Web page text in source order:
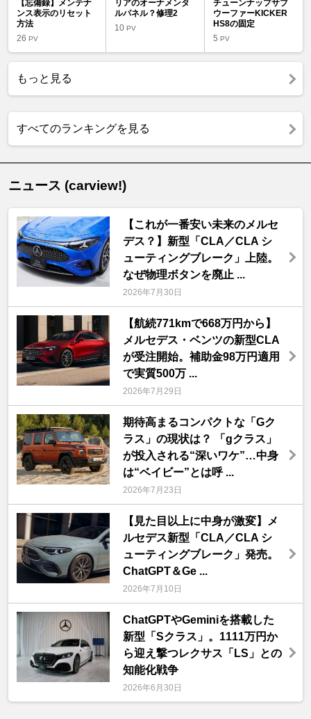
【忘備録】メンテナ
ンス表示のリセット
方法
26 PV
リアのオーナメンタ
ルパネル？修理2
10PV
チューンナップサブ
ウーファーKICKER
HS8の固定
5 PV
もっと見る
すべてのランキングを見る
ニュース (carview!)
【これが一番安い未来のメルセ
デス？】新型「CLA／CLA シ
ューティングブレーク」上陸。
なぜ物理ボタンを廃止 ...
2026年7月30日
【航続771kmで668万円から】
メルセデス・ベンツの新型CLA
が受注開始。補助金98万円適用
で実質500万 ...
2026年7月29日
期待高まるコンパクトな「Gク
ラス」の現状は？ 「gクラス」
が投入される“深いワケ”…中身
は“ベイビー”とは呼 ...
2026年7月23日
【見た目以上に中身が激変】メ
ルセデス新型「CLA／CLA シ
ューティングブレーク」発売。
ChatGPT＆Ge ...
2026年7月10日
ChatGPTやGeminiを搭載した
新型「Sクラス」。1111万円か
ら迎え撃つレクサス「LS」との
知能化戦争
2026年6月30日